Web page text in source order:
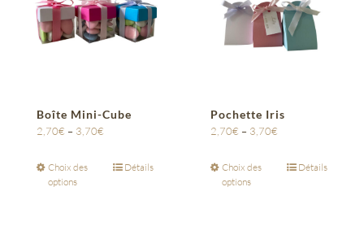
Boîte Mini-Cube
2,70€ – 3,70€
Choix des
options
Détails
Pochette Iris
2,70€ – 3,70€
Choix des
options
Détails